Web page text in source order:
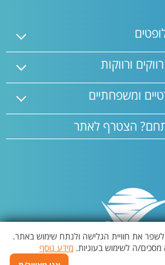
את חוויית הגלישה ולנתח שימוש באתר.
ה לשימוש בעוגיות. מידע נוסף
ורווקות
ומשפחתיים
הצטרף לאתר